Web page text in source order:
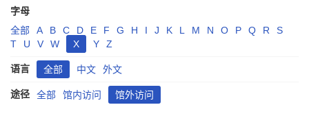
字母
全部
A B C D E F G H I J K L M N O P Q R
S
T
U V W X Y Z
语言 全部 中文 外文
途径 全部 馆内访问 馆外访问